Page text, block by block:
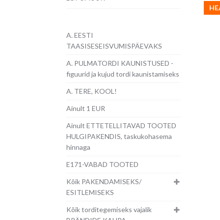
A. EESTI
TAASISESEISVUMISPÄEVAKS
A. PULMATORDI KAUNISTUSED -
figuurid ja kujud tordi kaunistamiseks
A. TERE, KOOL!
Ainult 1 EUR
Ainult ETTETELLITAVAD TOOTED
HULGIPAKENDIS, taskukohasema
hinnaga
E171-VABAD TOOTED
Kõik PAKENDAMISEKS/
ESITLEMISEKS
Kõik torditegemiseks vajalik